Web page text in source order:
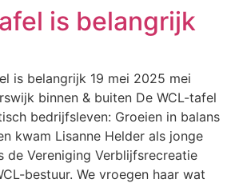
is belangrijk
is belangrijk 19 mei 2025 mei
binnen & buiten De WCL-tafel
bedrijfsleven: Groeien in balans
kwam Lisanne Helder als jonge
de Vereniging Verblijfsrecreatie
bestuur. We vroegen haar wat